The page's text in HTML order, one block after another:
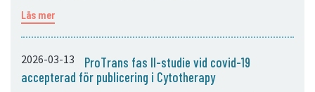
Läs mer
2026-03-13
ProTrans fas II-studie vid covid-19
accepterad för publicering i Cytotherapy